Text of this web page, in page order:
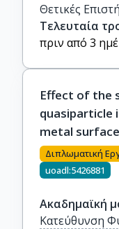
Θετικές
Τελευταία
πριν από 3
Effect of the
quasiparticle
metal
Διπλωματική
uoadl:5426881
Ακαδημαϊκή
Κατεύθυνση